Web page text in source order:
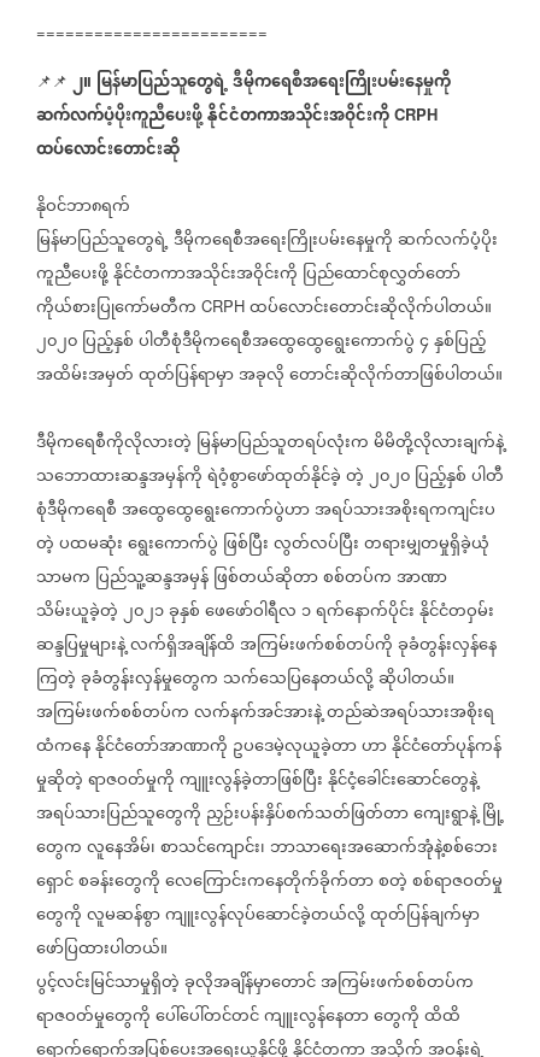
========================
📌📌 ၂။ မြန်မာပြည်သူတွေရဲ့ဒီမိုကရေစီအရေးကြိုးပမ်းနေမှုကို
ဆက်လက်ပံ့ပိုးကူညီပေးဖို့နိုင်ငံတကာအသိုင်းအဝိုင်းကို CRPH
ထပ်လောင်းတောင်းဆို
နိုဝင်ဘာ၈ရက်
မြန်မာပြည်သူတွေရဲ့ဒီမိုကရေစီအရေးကြိုးပမ်းနေမှုကိုဆက်လက်ပံ့ပိုး
ကူညီပေးဖို့နိုင်ငံတကာအသိုင်းအဝိုင်းကို ပြည်ထောင်စုလွှတ်တော်
ကိုယ်စားပြုကော်မတီက CRPH ထပ်လောင်းတောင်းဆိုလိုက်ပါတယ်။
၂၀၂၀ပြည့်နှစ်ပါတီစုံဒီမိုကရေစီအထွေထွေရွေးကောက်ပွဲ၄နှစ်ပြည့်
အထိမ်းအမှတ်ထုတ်ပြန်ရာမှာအခုလိုတောင်းဆိုလိုက်တာဖြစ်ပါတယ်။
ဒီမိုကရေစီကိုလိုလားတဲ့ မြန်မာပြည်သူတရပ်လုံးကမိမိတို့လိုလားချက်နဲ့
သဘောထားဆန္ဒအမှန်ကိုရဲဝံ့စွာဖော်ထုတ်နိုင်ခဲ့တဲ့၂၀၂၀ပြည့်နှစ်ပါတီ
စုံဒီမိုကရေစီအထွေထွေရွေးကောက်ပွဲဟာအရပ်သားအစိုးရကကျင်းပ
တဲ့ပထမဆုံးရွေးကောက်ပွဲ ဖြစ်ပြီးလွတ်လပ်ပြီးတရားမျှတမှုရှိခဲ့ယုံ
သာမက ပြည်သူ့ဆန္ဒအမှန်ဖြစ်တယ်ဆိုတာစစ်တပ်ကအာ‌ဏာ
သိမ်းယူ‌ခဲ့တဲ့၂၀၂၁ခုနှစ်ဖေဖော်ဝါရီလ ၁ရက်နောက်ပိုင်းနိုင်ငံတဝှမ်း
ဆန္ဒပြမှုများနဲ့လက်ရှိအချိန်ထိအကြမ်းဖက်စစ်တပ်ကိုခုခံတွန်းလှန်နေ
ကြတဲ့ခုခံတွန်းလှန်မှုတွေက သက်သေပြနေတယ်လို့ဆိုပါတယ်။
အကြမ်းဖက်စစ်တပ်ကလက်နက်အင်အားနဲ့တည်ဆဲအရပ်သားအစိုးရ
ထံကနေနိုင်ငံတော်အာဏာကို ဥပဒေမဲ့လုယူခဲ့တာဟာနိုင်ငံတော်ပုန်ကန်
မှုဆိုတဲ့ရာဇဝတ်မှုကိုကျူးလွန်ခဲ့တာဖြစ်ပြီးနိုင်ငံ့ခေါင်းဆောင်တွေနဲ့
အရပ်သားပြည်သူတွေကို ညှဉ်းပန်းနှိပ်စက်သတ်ဖြတ်တာကျေးရွာနဲ့မြို့
တွေကလူနေအိမ်၊စာသင်ကျောင်း၊ ဘာသာရေးအဆောက်အုံနဲ့စစ်ဘေး
ရှောင်စခန်းတွေကိုလေကြောင်းကနေတိုက်ခိုက်တာစတဲ့စစ်ရာဇဝတ်မှု
တွေကိုလူမဆန်စွာကျူးလွန်လုပ်ဆောင်ခဲ့တယ်လို့ထုတ်ပြန်ချက်မှာ
ဖော်ပြထားပါတယ်။
ပွင့်လင်းမြင်သာမှုရှိတဲ့ခုလိုအချိန်မှာတောင်အကြမ်းဖက်စစ်တပ်က
ရာ‌ဇဝတ်မှုတွေကိုပေါ်ပေါ်တင်တင်ကျူးလွန်နေတာတွေကိုထိထိ